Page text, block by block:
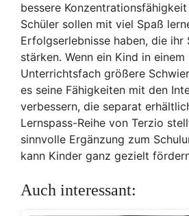
bessere
Schüler sollen mit viel Spaß
Erfolgserlebnisse haben, die ihr
stärken. Wenn ein Kind in
Unterrichtsfach größere
es seine Fähigkeiten mit den
verbessern, die separat
Lernspass-Reihe von Terzio
sinnvolle Ergänzung zum
kann Kinder ganz gezielt
Auch interessant: